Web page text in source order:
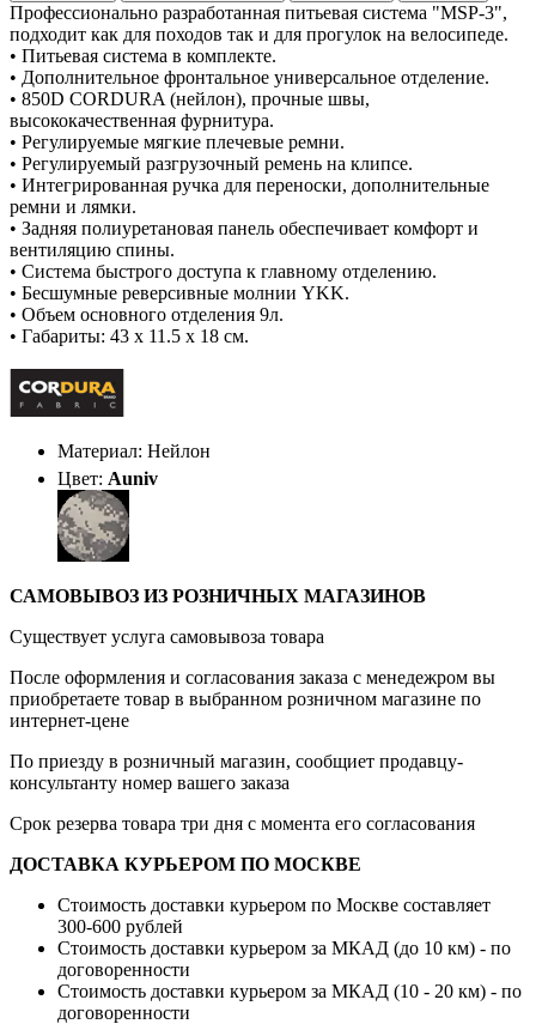
Профессионально разработанная питьевая система "MSP-3",
подходит как для походов так и для прогулок на велосипеде.
• Питьевая система в комплекте.
• Дополнительное фронтальное универсальное отделение.
• 850D CORDURA (нейлон), прочные швы,
высококачественная фурнитура.
• Регулируемые мягкие плечевые ремни.
• Регулируемый разгрузочный ремень на клипсе.
• Интегрированная ручка для переноски, дополнительные
ремни и лямки.
• Задняя полиуретановая панель обеспечивает комфорт и
вентиляцию спины.
• Система быстрого доступа к главному отделению.
• Бесшумные реверсивные молнии YKK.
• Объем основного отделения 9л.
• Габариты: 43 х 11.5 х 18 см.
Материал: Нейлон
Цвет: Auniv
САМОВЫВОЗ ИЗ РОЗНИЧНЫХ МАГАЗИНОВ
Существует услуга самовывоза товара
После оформления и согласования заказа с менедежром вы
приобретаете товар в выбранном розничном магазине по
интернет-цене
По приезду в розничный магазин, сообщиет продавцу-
консультанту номер вашего заказа
Срок резерва товара три дня с момента его согласования
ДОСТАВКА КУРЬЕРОМ ПО МОСКВЕ
Стоимость доставки курьером по Москве составляет
300-600 рублей
Стоимость доставки курьером за МКАД (до 10 км) - по
договоренности
Стоимость доставки курьером за МКАД (10 - 20 км) - по
договоренности